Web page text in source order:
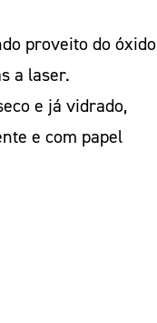
proveito do óxido
a laser.
e já vidrado,
e com papel